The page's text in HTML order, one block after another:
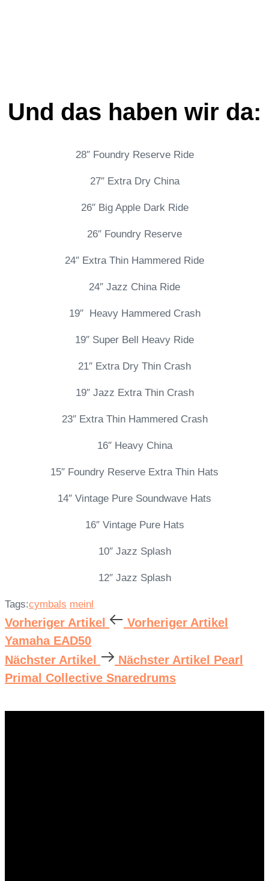
Und das haben wir da:
28″ Foundry Reserve Ride
27″ Extra Dry China
26″ Big Apple Dark Ride
26″ Foundry Reserve
24″ Extra Thin Hammered Ride
24″ Jazz China Ride
19″ Heavy Hammered Crash
19″ Super Bell Heavy Ride
21″ Extra Dry Thin Crash
19″ Jazz Extra Thin Crash
23″ Extra Thin Hammered Crash
16″ Heavy China
15″ Foundry Reserve Extra Thin Hats
14″ Vintage Pure Soundwave Hats
16″ Vintage Pure Hats
10″ Jazz Splash
12″ Jazz Splash
Tags:cymbals meinl
Vorheriger Artikel
Vorheriger Artikel
Yamaha EAD50
Nächster Artikel
Nächster Artikel Pearl
Primal Collective Snaredrums